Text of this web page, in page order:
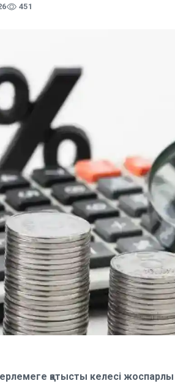
451
қатысты келесі